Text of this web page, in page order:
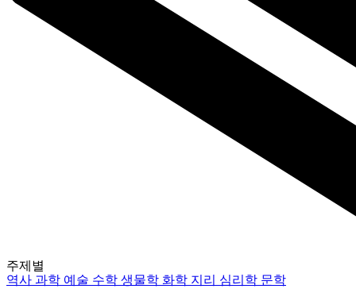
주제별
역사과학 예술 수학생물학 화학 지리 심리학 문학